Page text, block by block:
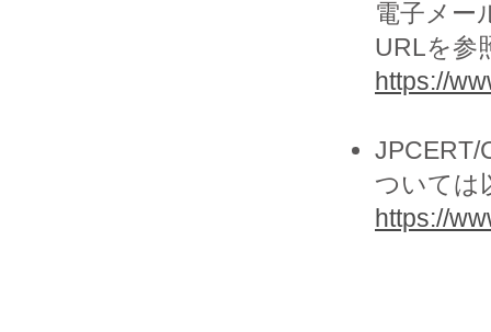
電子メー
URLを参
https://
JPCERT/
ついては
https://